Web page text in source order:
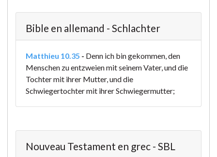
Bible en allemand - Schlachter
Matthieu 10.35 - Denn ich bin gekommen, den
Menschen zu entzweien mit seinem Vater, und die
Tochter mit ihrer Mutter, und die
Schwiegertochter mit ihrer Schwiegermutter;
Nouveau Testament en grec - SBL